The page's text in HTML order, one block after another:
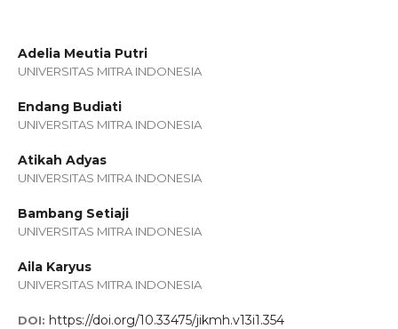
Adelia Meutia Putri
UNIVERSITAS MITRA INDONESIA
Endang Budiati
UNIVERSITAS MITRA INDONESIA
Atikah Adyas
UNIVERSITAS MITRA INDONESIA
Bambang Setiaji
UNIVERSITAS MITRA INDONESIA
Aila Karyus
UNIVERSITAS MITRA INDONESIA
DOI: https://doi.org/10.33475/jikmh.v13i1.354